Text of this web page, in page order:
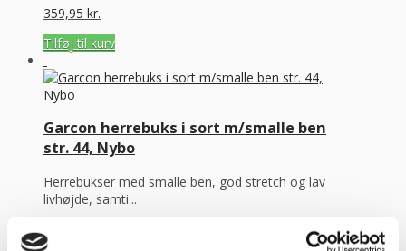
359,95 kr.
Tilføj til kurv
Garcon herrebuks i sort m/smalle ben
str. 44, Nybo
Herrebukser med smalle ben, god stretch og lav
livhøjde, samti...